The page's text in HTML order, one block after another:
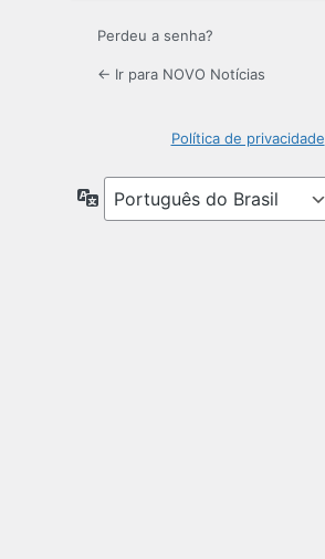
Perdeu a senha?
← Ir para NOVO Notícias
Política de privacidade
Idioma